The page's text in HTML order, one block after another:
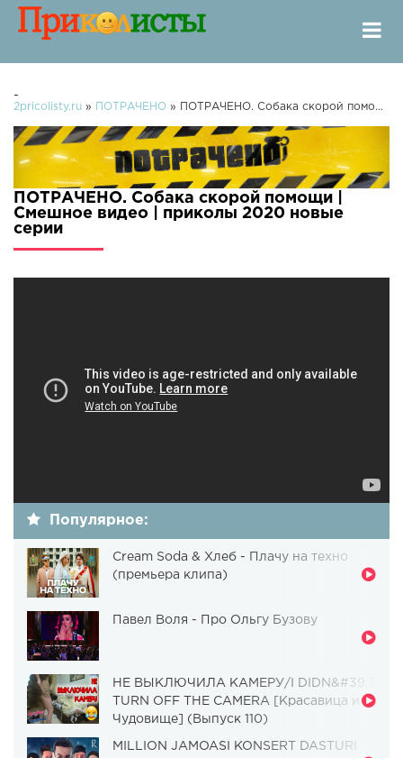
-
2pricolisty.ru » ПОТРАЧЕНО » ПОТРАЧЕНО. Собака скорой помощи | Смешное видео | приколы 2020
ПОТРАЧЕНО. Собака скорой помощи |
Смешное видео | приколы 2020 новые
серии
Популярное:
Cream Soda & Хлеб - Плачу на техно
(премьера клипа)
Павел Воля - Про Ольгу Бузову
НЕ ВЫКЛЮЧИЛА КАМЕРУ/I DIDN&#39;T
TURN OFF THE CAMERA [Красавица и
Чудовище] (Выпуск 110)
MILLION JAMOASI KONSERT DASTURI